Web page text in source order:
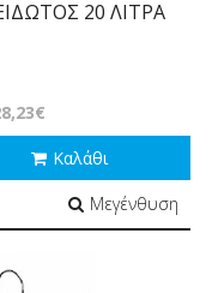
20 ΛΙΤΡΑ
Καλάθι
Μεγένθυση